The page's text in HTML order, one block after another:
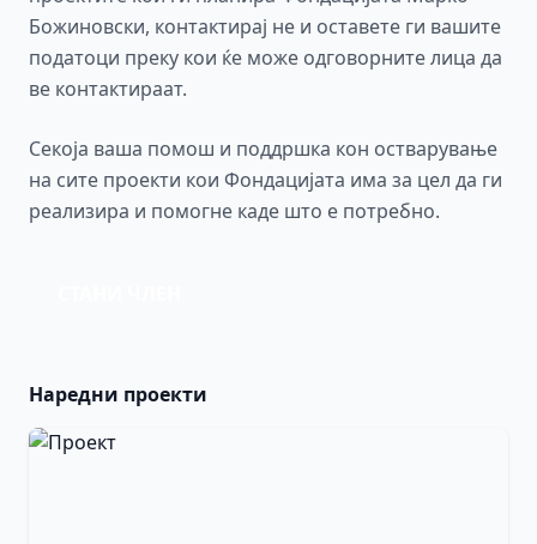
Божиновски, контактирај не и оставете ги вашите
податоци преку кои ќе може одговорните лица да
ве контактираат.
Секоја ваша помош и поддршка кон остварување
на сите проекти кои Фондацијата има за цел да ги
реализира и помогне каде што е потребно.
Наредни проекти